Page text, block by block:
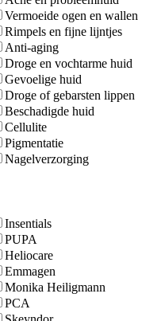
Vermoeide ogen en wallen
Rimpels en fijne lijntjes
Anti-aging
Droge en vochtarme huid
Gevoelige huid
Droge of gebarsten lippen
Beschadigde huid
Cellulite
Pigmentatie
Nagelverzorging
Insentials
PUPA
Heliocare
Emmagen
Monika Heiligmann
PCA